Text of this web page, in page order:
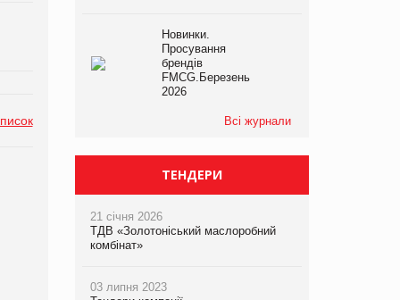
Новинки.
Просування
брендів
FMCG.Березень
2026
Всі журнали
ТЕНДЕРИ
21 січня 2026
ТДВ «Золотоніський маслоробний
комбінат»
03 липня 2023